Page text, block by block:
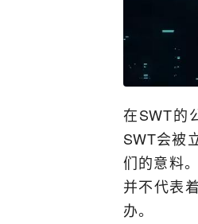
在SWT的
SWT会被
们的意料
并不代表
办。